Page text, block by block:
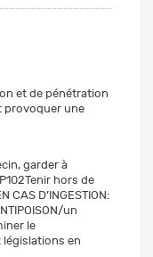
et de pénétration
provoquer une
garder à
hors de
D’INGESTION:
un
le
en